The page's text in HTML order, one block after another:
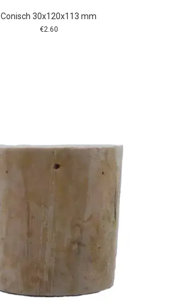
Conisch 30x120x113 mm
€2.60